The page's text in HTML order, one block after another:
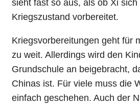
sieht fast so aus, als ob Xi sich
Kriegszustand vorbereitet.
Kriegsvorbereitungen geht für
zu weit. Allerdings wird den
Grundschule an beigebracht,
Chinas ist. Für viele muss die
einfach geschehen. Auch der